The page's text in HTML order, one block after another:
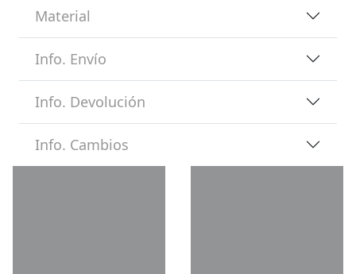
Material
Info. Envío
Info. Devolución
Info. Cambios